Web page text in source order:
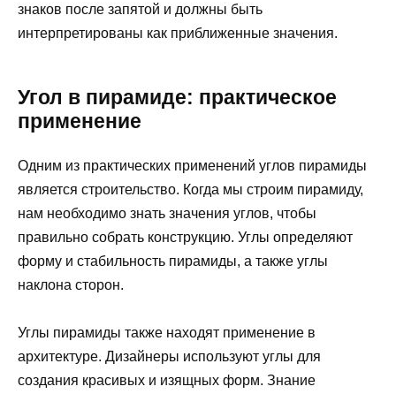
знаков после запятой и должны быть
интерпретированы как приближенные значения.
Угол в пирамиде: практическое
применение
Одним из практических применений углов пирамиды
является строительство. Когда мы строим пирамиду,
нам необходимо знать значения углов, чтобы
правильно собрать конструкцию. Углы определяют
форму и стабильность пирамиды, а также углы
наклона сторон.
Углы пирамиды также находят применение в
архитектуре. Дизайнеры используют углы для
создания красивых и изящных форм. Знание